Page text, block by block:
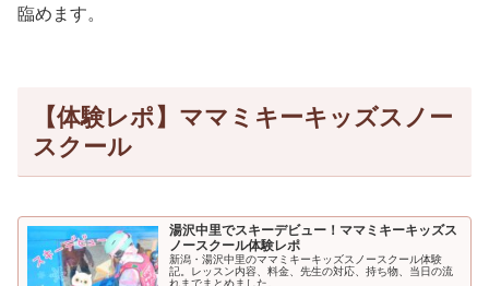
臨めます。
【体験レポ】ママミキーキッズスノー
スクール
湯沢中里でスキーデビュー！ママミキーキッズス
ノースクール体験レポ
新潟・湯沢中里のママミキーキッズスノースクール体験
記。レッスン内容、料金、先生の対応、持ち物、当日の流
れまでまとめました。